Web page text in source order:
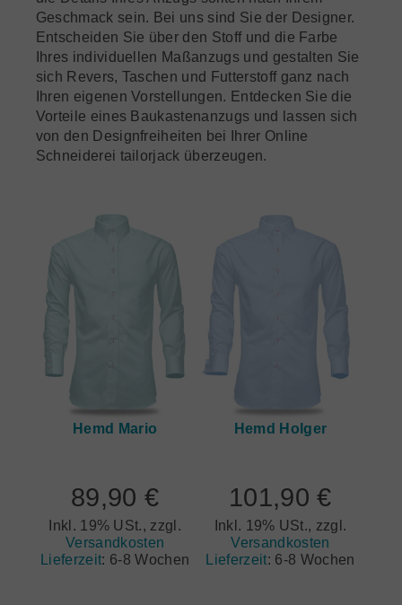
Geschmack sein. Bei uns sind Sie der Designer.
Entscheiden Sie über den Stoff und die Farbe
Ihres individuellen Maßanzugs und gestalten Sie
sich Revers, Taschen und Futterstoff ganz nach
Ihren eigenen Vorstellungen. Entdecken Sie die
Vorteile eines Baukastenanzugs und lassen sich
von den Designfreiheiten bei Ihrer Online
Schneiderei tailorjack überzeugen.
Hemd Mario
89,90 €
Inkl. 19% USt., zzgl.
Versandkosten
Lieferzeit: 6-8 Wochen
Hemd Holger
101,90 €
Inkl. 19% USt., zzgl.
Versandkosten
Lieferzeit: 6-8 Wochen